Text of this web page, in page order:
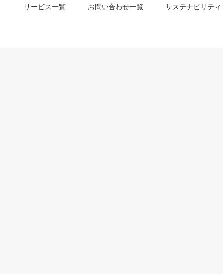
サービス一覧 お問い合わせ一覧 サステナビリティ